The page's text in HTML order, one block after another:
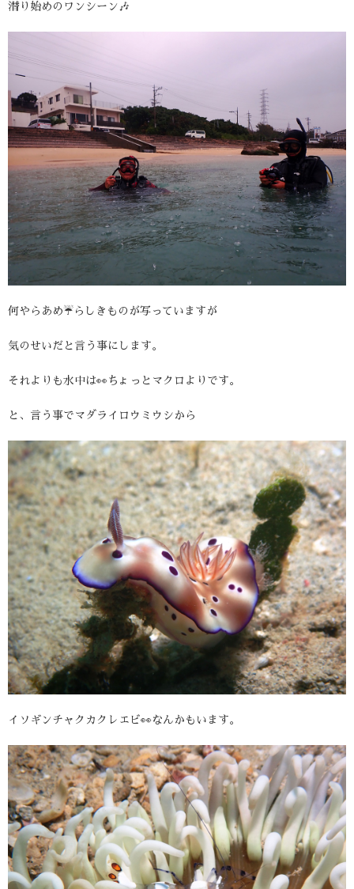
潜り始めのワンシーン🎶
何やらあめ☔らしきものが写っていますが
気のせいだと言う事にします。
それよりも水中は👀ちょっとマクロよりです。
と、言う事でマダライロウミウシから
イソギンチャクカクレエビ👀なんかもいます。